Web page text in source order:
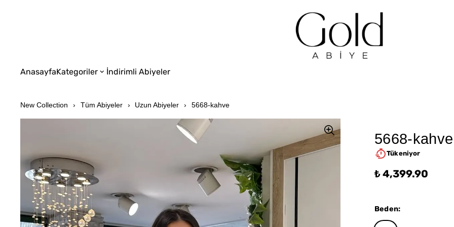
AnasayfaKategoriler İndirimli Abiyeler
New Collection Tüm Abiyeler Uzun Abiyeler 5668-kahve
5668-kahve
Tükeniyor
₺ 4,399.90
Beden: